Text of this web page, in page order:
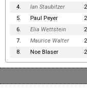
4. Ian Staubitzer
5. Paul Peyer
6. Elia Wettstein
7. Maurice Walter
8. Noe Blaser